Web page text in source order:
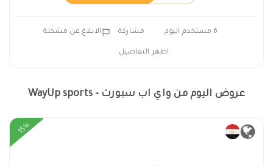
6 مستخدم اليوم مشاركة الابلاغ عن مشكلة
اظهر التفاصيل
عروض اليوم من واي اب سبورت - WayUp sports
15%